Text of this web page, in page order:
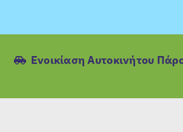
Ενοικίαση Αυτοκινήτου